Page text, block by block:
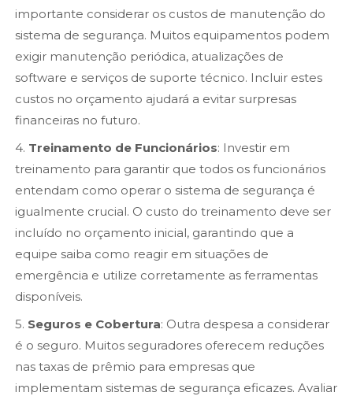
importante considerar os custos de manutenção do
sistema de segurança. Muitos equipamentos podem
exigir manutenção periódica, atualizações de
software e serviços de suporte técnico. Incluir estes
custos no orçamento ajudará a evitar surpresas
financeiras no futuro.
4. Treinamento de Funcionários: Investir em
treinamento para garantir que todos os funcionários
entendam como operar o sistema de segurança é
igualmente crucial. O custo do treinamento deve ser
incluído no orçamento inicial, garantindo que a
equipe saiba como reagir em situações de
emergência e utilize corretamente as ferramentas
disponíveis.
5. Seguros e Cobertura: Outra despesa a considerar
é o seguro. Muitos seguradores oferecem reduções
nas taxas de prêmio para empresas que
implementam sistemas de segurança eficazes. Avaliar